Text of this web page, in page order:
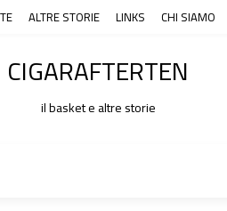
ALTRE STORIE LINKS CHI SIAMO
CIGARAFTERTEN
il basket e altre storie